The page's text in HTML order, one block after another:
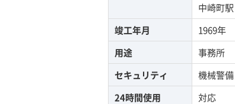
中崎町駅
竣工年月
1969年
用途
事務所
セキュリティ
機械警備
24時間使用
対応